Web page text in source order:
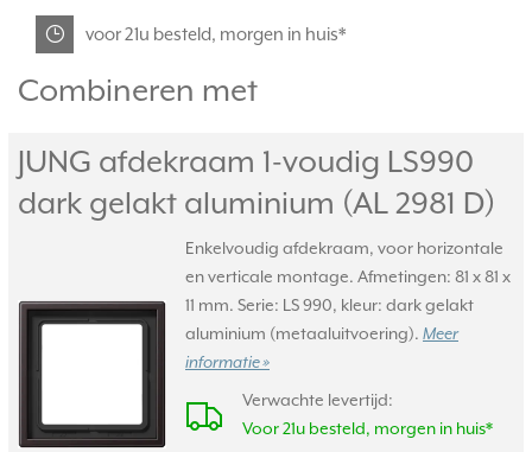
voor 21u besteld, morgen in huis*
Combineren met
JUNG afdekraam 1-voudig LS990
dark gelakt aluminium (AL 2981 D)
Enkelvoudig afdekraam, voor horizontale
en verticale montage. Afmetingen: 81 x 81 x
11 mm. Serie: LS 990, kleur: dark gelakt
aluminium (metaaluitvoering). Meer
informatie »
Verwachte levertijd:
Voor 21u besteld, morgen in huis*